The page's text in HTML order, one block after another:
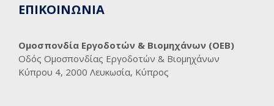
ΕΠΙΚΟΙΝΩΝΙΑ
Ομοσπονδία Εργοδοτών & Βιομηχάνων (ΟΕΒ)
Οδός Ομοσπονδίας Εργοδοτών & Βιομηχάνων
Κύπρου 4, 2000 Λευκωσία, Κύπρος